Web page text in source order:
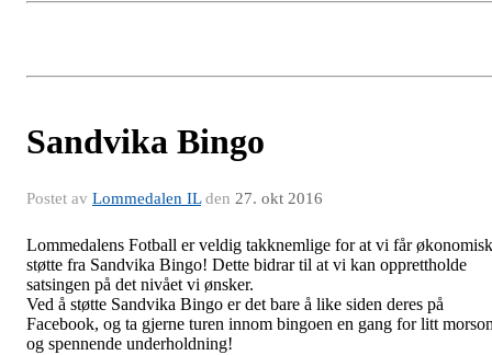
Sandvika Bingo
Postet av Lommedalen ILden 27. okt 2016
Lommedalens Fotball er veldig takknemlige for at vi får økonomisk
støtte fra Sandvika Bingo! Dette bidrar til at vi kan opprettholde
satsingen på det nivået vi ønsker.
Ved å støtte Sandvika Bingo er det bare å like siden deres på
Facebook, og ta gjerne turen innom bingoen en gang for litt
og spennende underholdning!